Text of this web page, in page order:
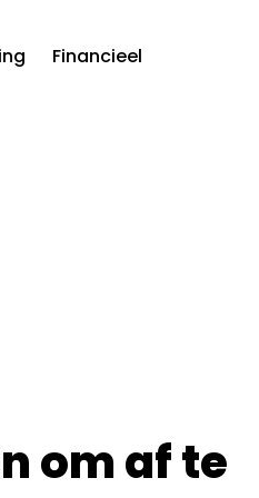
Financieel
om af te